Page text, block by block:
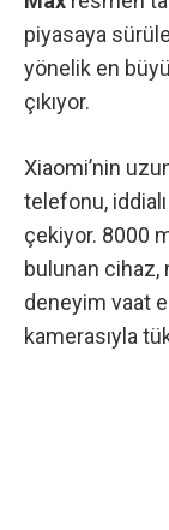
piyasaya
yönelik en
çıkıyor.
Xiaomi’nin
telefonu,
çekiyor. 8000
bulunan
deneyim vaat
kamerasıyla